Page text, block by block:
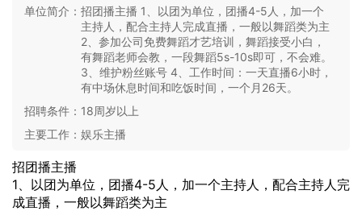
单位简介： 招团播主播 1、以团为单位，团播4-5人，加一个
主持人，配合主持人完成直播，一般以舞蹈类为主
2、参加公司免费舞蹈才艺培训，舞蹈接受小白，
有舞蹈老师会教，一段舞蹈5s-10s即可，不会难。
3、维护粉丝账号 4、工作时间：一天直播6小时，
有中场休息时间和吃饭时间，一个月26天。
招聘条件： 18周岁以上
主要工作： 娱乐主播
招团播主播
1、以团为单位，团播4-5人，加一个主持人，配合主持人完
成直播，一般以舞蹈类为主